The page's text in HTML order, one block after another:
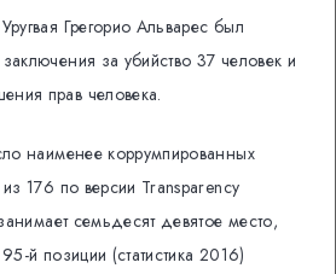
Грегорио Альварес был
за убийство 37 человек и
прав человека.
наименее коррумпированных
176 по версии Transparency
семьдесят девятое место,
й позиции (статистика 2016)